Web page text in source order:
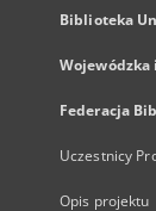
Biblioteka
Federacja
Uczestnicy
Opis projektu